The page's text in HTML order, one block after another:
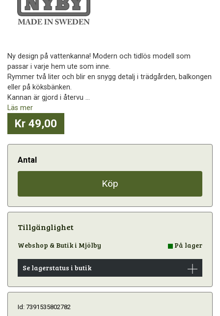
Ny design på vattenkanna! Modern och tidlös modell som
passar i varje hem ute som inne.
Rymmer två liter och blir en snygg detalj i trädgården, balkongen
eller på köksbänken.
Kannan är gjord i återvu ...
Läs mer
Kr 49,00
Antal
Köp
Tillgänglighet
Webshop & Butik i Mjölby På lager
Se lagerstatus i butik
Id: 7391535802782